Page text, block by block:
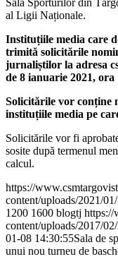
Sala Sporturilor din
al Ligii Naționale.
Instituțiile media care
trimită solicitările
jurnaliștilor la adresa
de 8 ianuarie 2021, ora
Solicitările vor conține
instituțiile media pe
Solicitările vor fi
sosite după termenul
calcul.
https://
content/uploads/2021/
1200 1600 blogtj https://
content/uploads/2017/
01-08 14:30:55Sala de
unui nou turneu de